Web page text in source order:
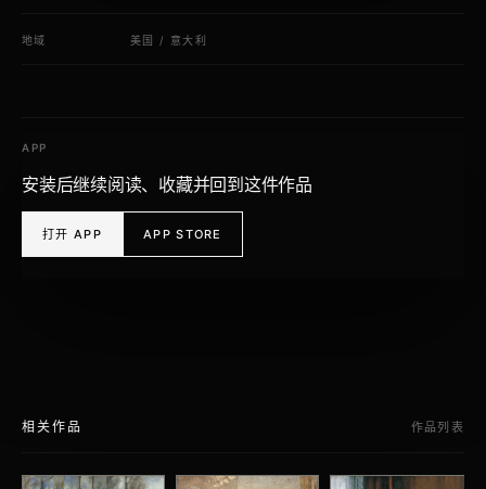
地域 美国 / 意大利
APP
安装后继续阅读、收藏并回到这件作品
打开 APP APP STORE
相关作品 作品列表